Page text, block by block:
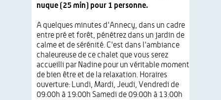
nuque (25 min) pour 1 personne.
A quelques minutes d'Annecy, dans un cadre
entre pré et forêt, pénétrez dans un jardin de
calme et de sérénité. C'est dans l'ambiance
chaleureuse de ce chalet que vous serez
accueilli par Nadine pour un véritable moment
de bien être et de la relaxation. Horaires
ouverture: Lundi, Mardi, Jeudi, Vendredi de
09:00h à 19:00h Samedi de 09:00h à 13:00h